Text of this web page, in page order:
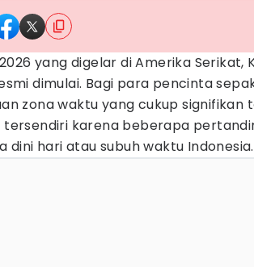
2026 yang digelar di Amerika Serikat,
dimulai. Bagi para pencinta
zona waktu yang cukup signifikan
karena beberapa
dini hari atau subuh waktu Indonesia.